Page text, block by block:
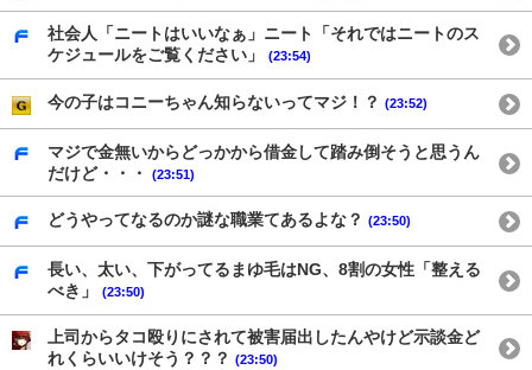
社会人「ニートはいいなぁ」ニート「それではニートのス
ケジュールをご覧ください」
(23:54)
今の子はコニーちゃん知らないってマジ！？ (23:52)
マジで金無いからどっかから借金して踏み倒そうと思うん
だけど・・・
(23:51)
どうやってなるのか謎な職業てあるよな？ (23:50)
長い、太い、下がってるまゆ毛はNG、8割の女性「整える
べき」
(23:50)
上司からタコ殴りにされて被害届出したんやけど示談金ど
れくらいいけそう？？？ (23:50)